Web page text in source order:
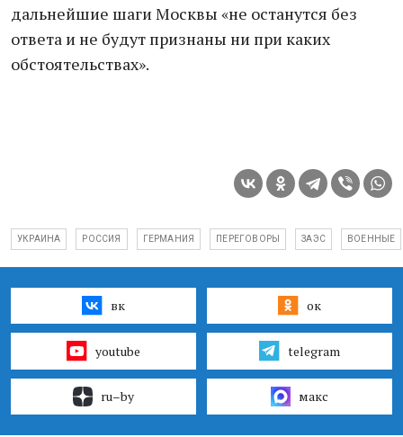
дальнейшие шаги Москвы «не останутся без
ответа и не будут признаны ни при каких
обстоятельствах».
УКРАИНА РОССИЯ ГЕРМАНИЯ ПЕРЕГОВОРЫ ЗАЭС ВОЕННЫЕ
вк ок
youtube telegram
ru–by макс